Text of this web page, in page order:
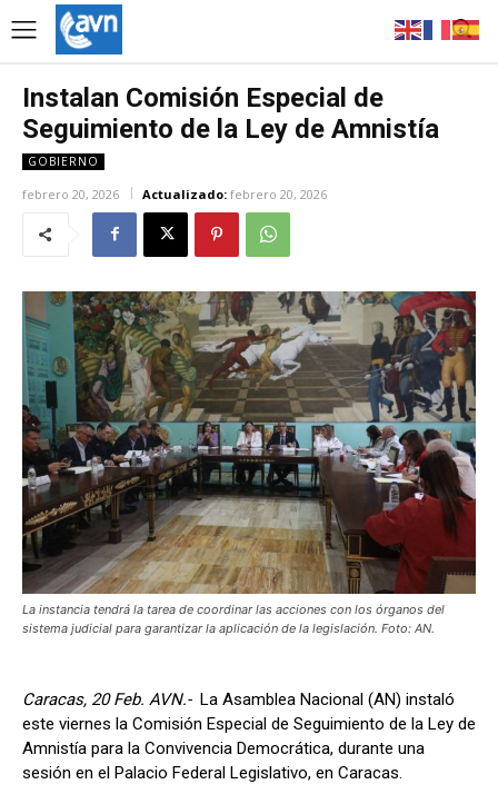
Instalan Comisión Especial de
Seguimiento de la Ley de Amnistía
GOBIERNO
febrero 20, 2026 Actualizado: febrero 20, 2026
La instancia tendrá la tarea de coordinar las acciones con los órganos del
sistema judicial para garantizar la aplicación de la legislación. Foto: AN.
Caracas, 20 Feb. AVN.- La Asamblea Nacional (AN) instaló
este viernes la Comisión Especial de Seguimiento de la Ley de
Amnistía para la Convivencia Democrática, durante una
sesión en el Palacio Federal Legislativo, en Caracas.